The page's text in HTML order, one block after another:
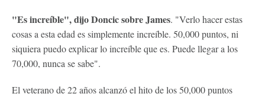
"Es increíble", dijo Doncic sobre James. "Verlo hacer estas
cosas a esta edad es simplemente increíble. 50,000 puntos, ni
siquiera puedo explicar lo increíble que es. Puede llegar a los
70,000, nunca se sabe".
El veterano de 22 años alcanzó el hito de los 50,000 puntos